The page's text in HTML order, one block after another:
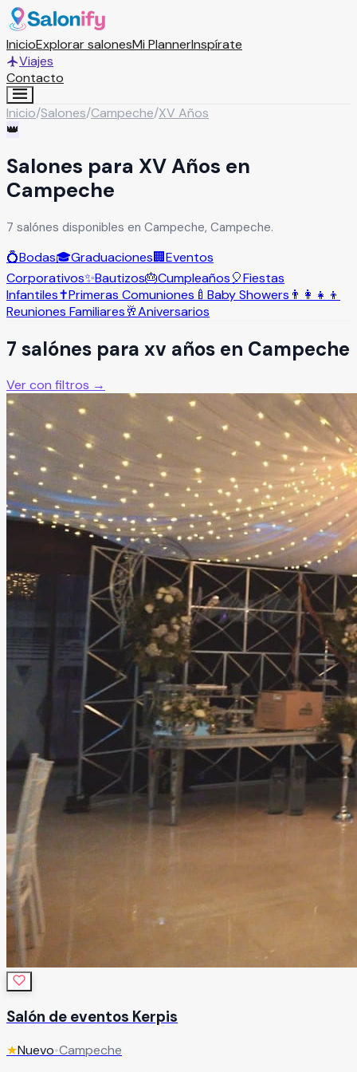
InicioExplorar salonesMi PlannerInspírate
Viajes
Contacto
Inicio/Salones/Campeche/XV Años
👑
Salones para XV Años en
Campeche
7 salónes disponibles en Campeche, Campeche.
💍Bodas🎓Graduaciones🏢Eventos
Corporativos✨Bautizos🎂Cumpleaños🎈Fiestas
Infantiles✝️Primeras Comuniones 🍼 Baby Showers 👨‍👩‍👧‍👦
Reuniones Familiares🥂Aniversarios
7 salónes para xv años en Campeche
Ver con filtros →
Salón de eventos Kerpis
★Nuevo•Campeche